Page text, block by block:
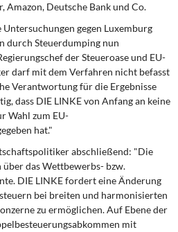
Amazon, Deutsche Bank und Co.
gegen Luxemburg
durch Steuerdumping nun
der Steueroase und EU-
darf mit dem Verfahren nicht befasst
Verantwortung für die Ergebnisse
dass DIE LINKE von Anfang an keine
Wahl zum EU-
hat."
abschließend: "Die
über das Wettbewerbs- bzw.
DIE LINKE fordert eine Änderung
bei breiten und harmonisierten
zu ermöglichen. Auf Ebene der
mit